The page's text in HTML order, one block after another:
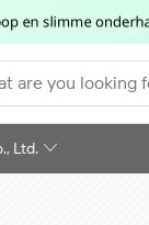
are you looking
Ltd.